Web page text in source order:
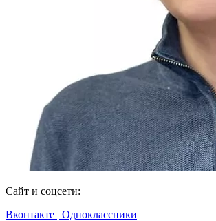
Сайт и соцсети:
Вконтакте | Одноклассники